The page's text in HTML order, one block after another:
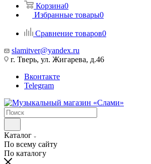
Корзина0
Избранные товары0
Сравнение товаров0
slamitver@yandex.ru
г. Тверь, ул. Жигарева, д.46
Вконтакте
Telegram
Каталог
По всему сайту
По каталогу